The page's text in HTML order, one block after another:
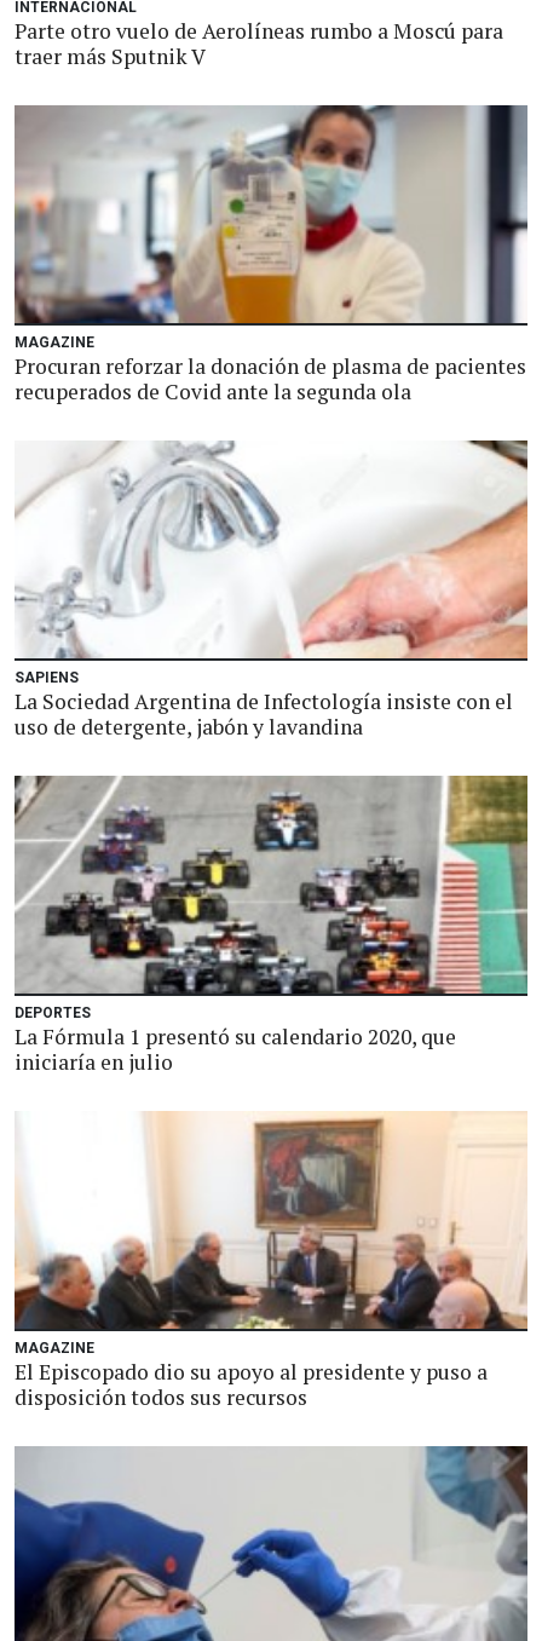
INTERNACIONAL
Parte otro vuelo de Aerolíneas rumbo a Moscú para
traer más Sputnik V
MAGAZINE
Procuran reforzar la donación de plasma de pacientes
recuperados de Covid ante la segunda ola
SAPIENS
La Sociedad Argentina de Infectología insiste con el
uso de detergente, jabón y lavandina
DEPORTES
La Fórmula 1 presentó su calendario 2020, que
iniciaría en julio
MAGAZINE
El Episcopado dio su apoyo al presidente y puso a
disposición todos sus recursos